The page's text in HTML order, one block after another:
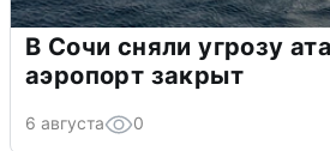
В Сочи сняли угрозу
аэропорт закрыт
6 августа 0